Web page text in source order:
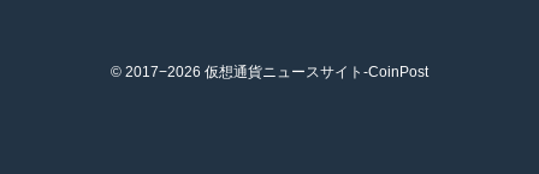
© 2017−2026 仮想通貨ニュースサイト-CoinPost